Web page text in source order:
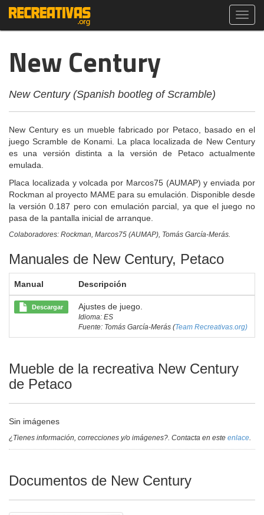
New Century
New Century (Spanish bootleg of Scramble)
New Century es un mueble fabricado por Petaco, basado en el
juego Scramble de Konami. La placa localizada de New Century
es una versión distinta a la versión de Petaco actualmente
emulada.
Placa localizada y volcada por Marcos75 (AUMAP) y enviada por
Rockman al proyecto MAME para su emulación. Disponible desde
la versión 0.187 pero con emulación parcial, ya que el juego no
pasa de la pantalla inicial de arranque.
Colaboradores: Rockman, Marcos75 (AUMAP), Tomás García-Merás.
Manuales de New Century, Petaco
Manual Descripción
Descargar Ajustes de juego.
Idioma: ES
Fuente: Tomás García-Merás (Team Recreativas.org)
Mueble de la recreativa New Century
de Petaco
Sin imágenes
¿Tienes información, correcciones y/o imágenes?. Contacta en este enlace.
Documentos de New Century